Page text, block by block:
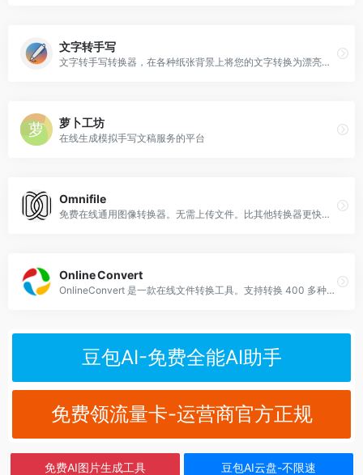
文字转手写
文字转手写转换器，在各种纸张背景上将您的文字转换为漂亮的手写笔记。
萝卜工坊
在线生成模拟手写文稿服务的平台
Omnifile
免费在线通用图像转换器。无需上传文件。比其他转换器更快。支持 134 种格式。
Online Convert
OnlineConvert 是一款在线文件转换工具。支持转换 400 多种不同的文档、图像、电子表格、电子书、演示文稿、音频和视频格式。
豆包AI-免费全能AI助手
免费领流量卡-运营商官方正规
免费AI图片生成工具 豆包AI云盘-不限速